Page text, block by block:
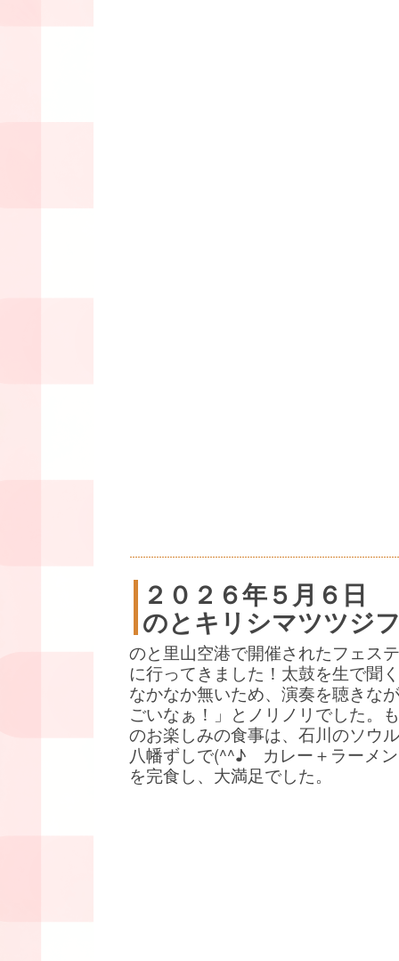
２０２６年５月６日
のとキリシマツツジ
のと里山空港で開催されたフェス
に行ってきました！太鼓を生で聞
なかなか無いため、演奏を聴きな
ごいなぁ！」とノリノリでした。
のお楽しみの食事は、石川のソウ
八幡ずしで(^^♪ カレー＋ラーメ
を完食し、大満足でした。